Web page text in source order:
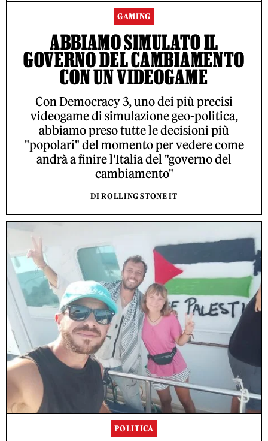
GAMING
ABBIAMO SIMULATO IL
GOVERNO DEL CAMBIAMENTO
CON UN VIDEOGAME
Con Democracy 3, uno dei più precisi
videogame di simulazione geo-politica,
abbiamo preso tutte le decisioni più
"popolari" del momento per vedere come
andrà a finire l'Italia del "governo del
cambiamento"
DI ROLLING STONE IT
POLITICA